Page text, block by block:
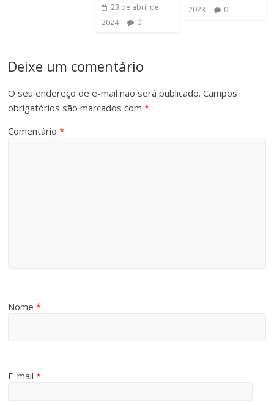
23 de abril de
2024
0
2023
0
Deixe um comentário
O seu endereço de e-mail não será publicado. Campos
obrigatórios são marcados com*
Comentário*
Nome*
E-mail*